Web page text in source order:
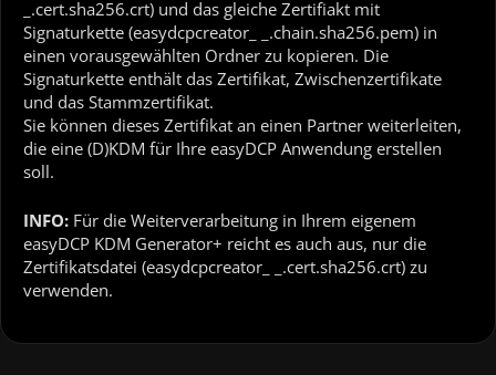
_.cert.sha256.crt) und das gleiche Zertifiakt mit
Signaturkette (easydcpcreator_ _.chain.sha256.pem) in
einen vorausgewählten Ordner zu kopieren. Die
Signaturkette enthält das Zertifikat, Zwischenzertifikate
und das Stammzertifikat.
Sie können dieses Zertifikat an einen Partner weiterleiten,
die eine (D)KDM für Ihre easyDCP Anwendung erstellen
soll.
INFO: Für die Weiterverarbeitung in Ihrem eigenem
easyDCP KDM Generator+ reicht es auch aus, nur die
Zertifikatsdatei (easydcpcreator_ _.cert.sha256.crt) zu
verwenden.